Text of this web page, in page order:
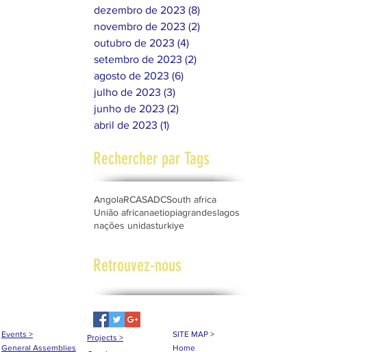
dezembro de 2023 (8)
novembro de 2023 (2)
outubro de 2023 (4)
setembro de 2023 (2)
agosto de 2023 (6)
julho de 2023 (3)
junho de 2023 (2)
abril de 2023 (1)
Rechercher par Tags
AngolaRCASADCSouth africa
União africanaetiopiagrandeslagos
nações unidasturkiye
Retrouvez-nous
Events >
General Assemblies
Projects >
SITE MAP >
Home